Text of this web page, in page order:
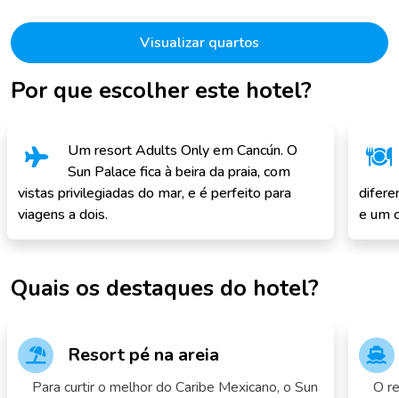
Por que escolher este hotel?
Um resort Adults Only em Cancún. O
Sun Palace fica à beira da praia, com
vistas privilegiadas do mar, e é perfeito para
viagens a dois.
e um
Visualizar quartos
Quais os destaques do hotel?
Resort pé na areia
Para curtir o melhor do Caribe Mexicano, o Sun
O